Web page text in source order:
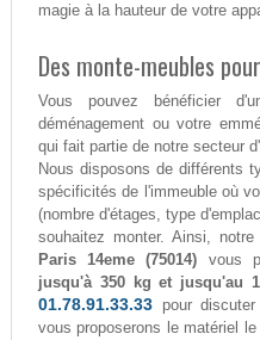
magie à la hauteur de votre
Des monte-meubles
Vous pouvez bénéficier
déménagement ou votre
qui fait partie de notre secteur
Nous disposons de différents
spécificités de l'immeuble où
(nombre d'étages, type
souhaitez monter. Ainsi,
Paris 14eme (75014) vous
jusqu'à 350 kg et jusqu'au
01.78.91.33.33pour discuter
vous proposerons le matériel